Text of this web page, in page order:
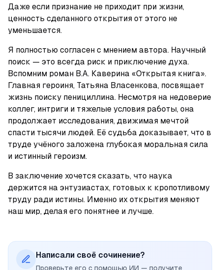
Даже если признание не приходит при жизни,
ценность сделанного открытия от этого не
уменьшается.
Я полностью согласен с мнением автора. Научный
поиск — это всегда риск и приключение духа.
Вспомним роман В.А. Каверина «Открытая книга».
Главная героиня, Татьяна Власенкова, посвящает
жизнь поиску пенициллина. Несмотря на недоверие
коллег, интриги и тяжелые условия работы, она
продолжает исследования, движимая мечтой
спасти тысячи людей. Её судьба доказывает, что в
труде учёного заложена глубокая моральная сила
и истинный героизм.
В заключение хочется сказать, что наука
держится на энтузиастах, готовых к кропотливому
труду ради истины. Именно их открытия меняют
наш мир, делая его понятнее и лучше.
Написали своё сочинение?
Проверьте его с помощью ИИ — получите